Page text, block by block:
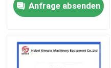
Videos
Anfrage absenden